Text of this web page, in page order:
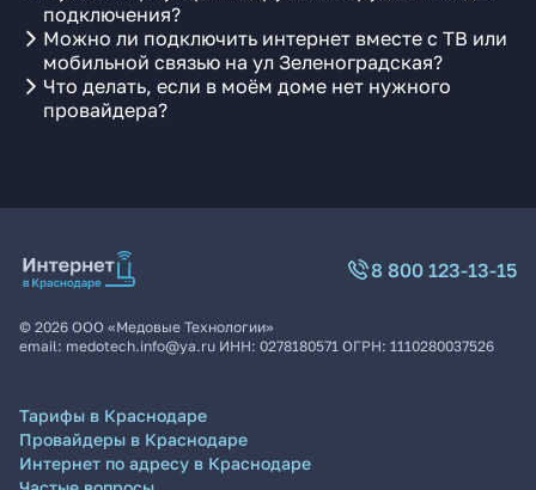
подключения?
Можно ли подключить интернет вместе с ТВ или
мобильной связью на ул Зеленоградская?
Что делать, если в моём доме нет нужного
провайдера?
8 800 123-13-15
© 2026 ООО «Медовые Технологии»
email: medotech.info@ya.ru ИНН: 0278180571 ОГРН: 1110280037526
Тарифы в Краснодаре
Провайдеры в Краснодаре
Интернет по адресу в Краснодаре